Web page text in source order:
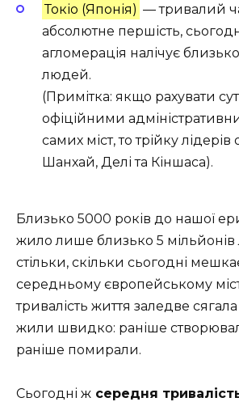
Токіо (Японія) — тривалий
абсолютне першість,
агломерація налічує
людей.
(Примітка: якщо рахувати
офіційними
самих міст, то трійку
Шанхай, Делі та Кіншаса).
Близько 5000 років до нашої
жило лише близько 5
стільки, скільки сьогодні
середньому європейському
тривалість життя заледве
жили швидко: раніше
раніше помирали.
Сьогодні ж середня